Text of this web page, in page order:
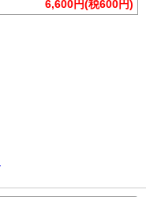
6,600円(税600円)